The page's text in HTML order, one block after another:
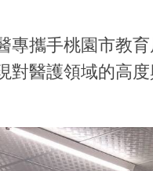
專攜手桃園市教
醫護領域的高